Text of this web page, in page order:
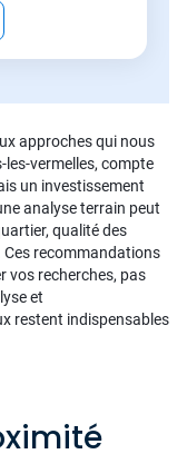
approches qui nous
vermelles, compte
un investissement
analyse terrain peut
qualité des
recommandations
vos recherches, pas
et
restent indispensables